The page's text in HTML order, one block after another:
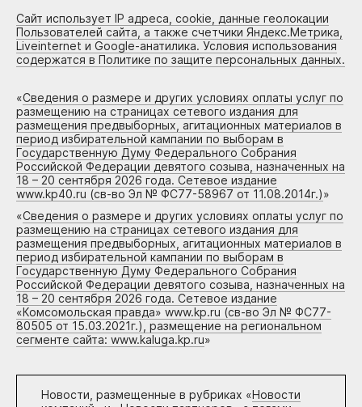
Сайт использует IP адреса, cookie, данные геолокации
Пользователей сайта, а также счетчики Яндекс.Метрика,
Liveinternet и Google-анатилика. Условия использования
содержатся в Политике по защите персональных данных.
«Сведения о размере и других условиях оплаты услуг по
размещению на страницах сетевого издания для
размещения предвыборных, агитационных материалов в
период избирательной кампании по выборам в
Государственную Думу Федерального Собрания
Российской Федерации девятого созыва, назначенных на
18 – 20 сентября 2026 года. Сетевое издание
www.kp40.ru (св-во Эл № ФС77-58967 от 11.08.2014г.)»
«Сведения о размере и других условиях оплаты услуг по
размещению на страницах сетевого издания для
размещения предвыборных, агитационных материалов в
период избирательной кампании по выборам в
Государственную Думу Федерального Собрания
Российской Федерации девятого созыва, назначенных на
18 – 20 сентября 2026 года. Сетевое издание
«Комсомольская правда» www.kp.ru (св-во Эл № ФС77-
80505 от 15.03.2021г.), размещение на региональном
сегменте сайта: www.kaluga.kp.ru»
Новости, размещенные в рубриках «Новости